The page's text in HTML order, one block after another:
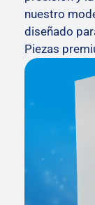
nuestro
diseñado
Piezas